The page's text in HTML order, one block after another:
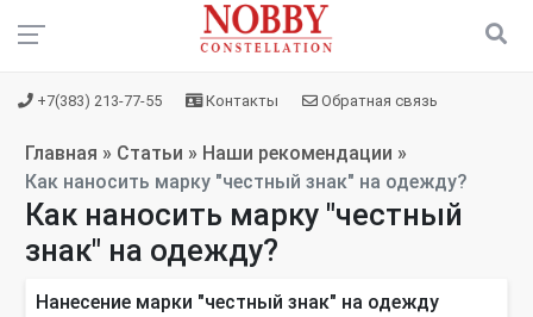
+7(383) 213-77-55 Контакты Обратная связь
Главная » Статьи » Наши рекомендации »
Как наносить марку "честный знак" на одежду?
Как наносить марку "честный
знак" на одежду?
Нанесение марки "честный знак" на одежду